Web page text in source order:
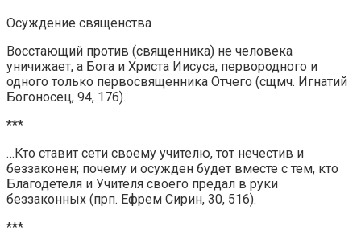
Осуждение священства
Восстающий против (священника) не человека
уничижает, а Бога и Христа Иисуса, первородного и
одного только первосвященника Отчего (сщмч. Игнатий
Богоносец, 94, 176).
***
…Кто ставит сети своему учителю, тот нечестив и
беззаконен; почему и осужден будет вместе с тем, кто
Благодетеля и Учителя своего предал в руки
беззаконных (прп. Ефрем Сирин, 30, 516).
***